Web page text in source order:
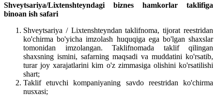
Shveytsariya/Lixtenshteyndagi biznes hamkorlar taklifiga
binoan ish safari
Shveytsariya / Lixtenshteyndan taklifnoma, tijorat reestridan
ko'chirma bo'yicha imzolash huquqiga ega bo'lgan shaxslar
tomonidan imzolangan. Taklifnomada taklif qilingan
shaxsning ismini, safarning maqsadi va muddatini ko'rsatib,
turar joy xarajatlarini kim o'z zimmasiga olishini ko'rsatilishi
shart;
Taklif etuvchi kompaniyaning savdo reestridan ko'chirma
nusxasi;